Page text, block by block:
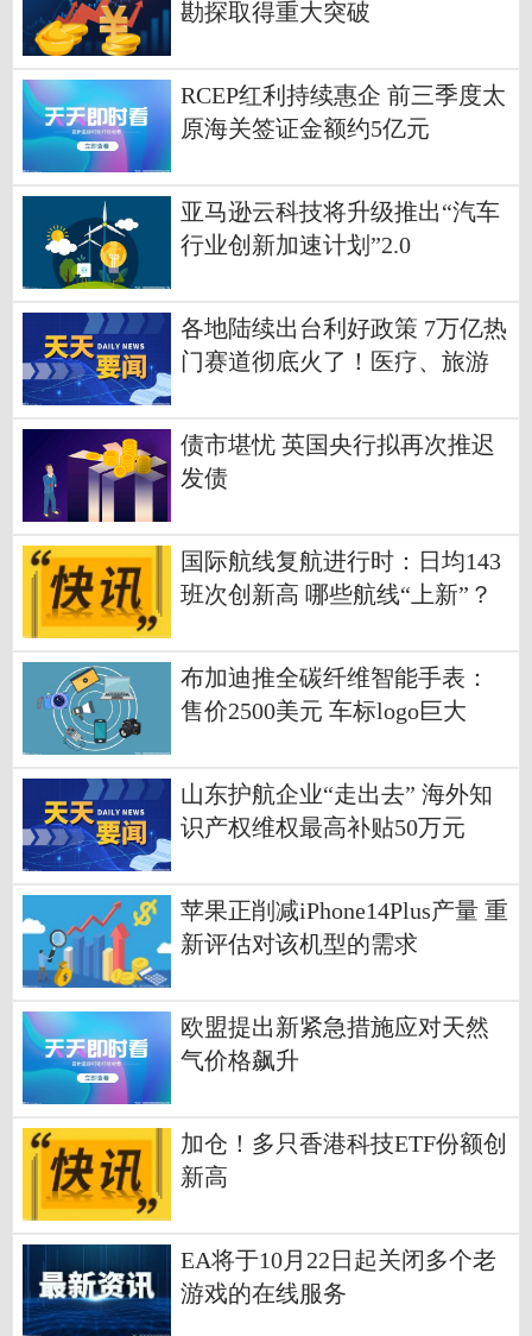
勘探取得重大突破
RCEP红利持续惠企 前三季度太
原海关签证金额约5亿元
亚马逊云科技将升级推出“汽车
行业创新加速计划”2.0
各地陆续出台利好政策 7万亿热
门赛道彻底火了！医疗、旅游
债市堪忧 英国央行拟再次推迟
发债
国际航线复航进行时：日均143
班次创新高 哪些航线“上新”？
布加迪推全碳纤维智能手表：
售价2500美元 车标logo巨大
山东护航企业“走出去” 海外知
识产权维权最高补贴50万元
苹果正削减iPhone14Plus产量 重
新评估对该机型的需求
欧盟提出新紧急措施应对天然
气价格飙升
加仓！多只香港科技ETF份额创
新高
EA将于10月22日起关闭多个老
游戏的在线服务